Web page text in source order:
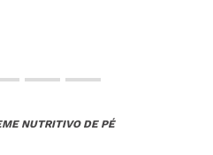
NUTRITIVO DE PÉ